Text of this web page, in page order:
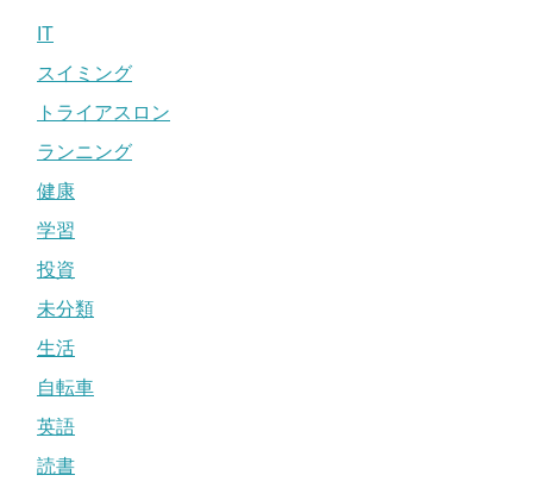
IT
スイミング
トライアスロン
ランニング
健康
学習
投資
未分類
生活
自転車
英語
読書